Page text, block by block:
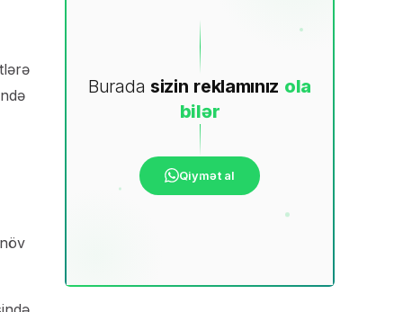
Burada sizin reklamınız ola
bilər
Qiymət al